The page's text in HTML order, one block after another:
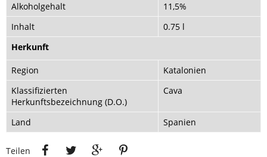
Alkoholgehalt
11,5%
Inhalt
0.75 l
Herkunft
Region
Katalonien
Klassifizierten
Herkunftsbezeichnung (D.O.)
Cava
Land Spanien
Teilen
Teilen Tweet Google+